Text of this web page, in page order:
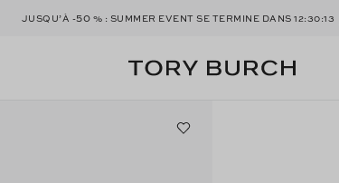
JUSQU’À -50 % : SUMMER EVENT SE TERMINE DANS 12:30:13